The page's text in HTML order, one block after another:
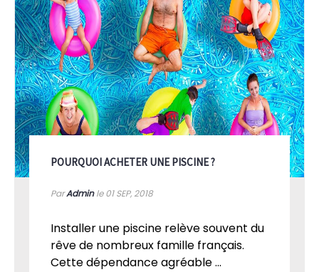
POURQUOI ACHETER UNE PISCINE ?
ParAdminle 01SEP, 2018
Installer une piscine relève souvent du
rêve de nombreux famille français.
Cette dépendance agréable ...